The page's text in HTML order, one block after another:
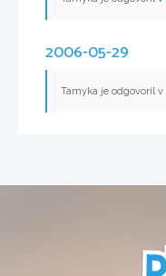
2006-05-29
Tamyka je odgovoril v